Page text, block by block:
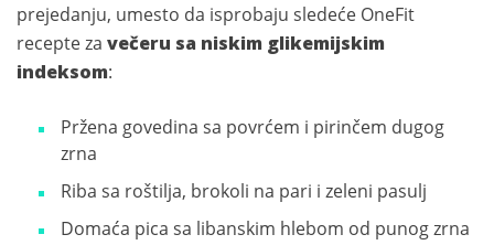
prejedanju, umesto da isprobaju sledeće OneFit
recepte za večeru sa niskim glikemijskim
indeksom:
Pržena govedina sa povrćem i pirinčem dugog
zrna
Riba sa roštilja, brokoli na pari i zeleni pasulj
Domaća pica sa libanskim hlebom od punog zrna